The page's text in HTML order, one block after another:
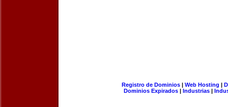
Registro de Dominios| Web Hosting |
Dominios Expirados | Industrias |